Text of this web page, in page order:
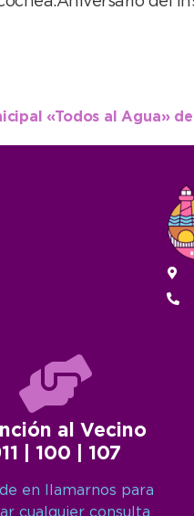
al Vecino
| 100 | 107
en llamarnos para
cualquier consulta